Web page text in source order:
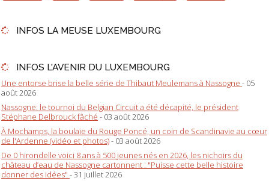
INFOS LA MEUSE LUXEMBOURG
INFOS L'AVENIR DU LUXEMBOURG
Une entorse brise la belle série de Thibaut Meulemans à Nassogne - 05
août 2026
Nassogne: le tournoi du Belgian Circuit a été décapité, le président
Stéphane Delbrouck fâché - 03 août 2026
À Mochamps, la boulaie du Rouge Poncé, un coin de Scandinavie au cœur
de l'Ardenne (vidéo et photos)- 03 août 2026
De 0 hirondelle voici 8 ans à 500 jeunes nés en 2026, les nichoirs du
château d’eau de Nassogne cartonnent : "Puisse cette belle histoire
donner des idées" - 31 juillet 2026